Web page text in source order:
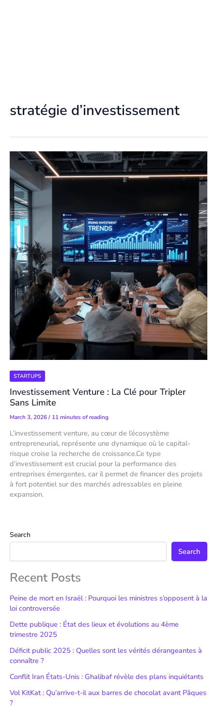
stratégie d’investissement
STARTUPS
Investissement Venture : La Clé pour Tripler
Sans Limite
March 3, 2026/ 11 minutes of reading
L’investissement venture, au cœur de l’écosystème
entrepreneurial, représente une dynamique où le capital-
risque croise la recherche de croissance.Ce type
d’investissement est crucial pour la performance des
entreprises émergentes, car il permet de financer des projets
à fort potentiel sur des marchés adressables en pleine
expansion.
Search
Search
Recent Posts
Peine de mort en Israël : Pourquoi les ministres s’opposent à la
loi controversée
Dette publique : État des lieux et évolutions au 4ème
trimestre 2025
Déficit public 2025 : Quelles sont les vérités dérangeantes à
connaître ?
Conflit Iran États-Unis : Ghalibaf révèle des plans inquiétants
Vol KitKat : Qu’arrive-t-il aux barres de chocolat avant Pâques
?